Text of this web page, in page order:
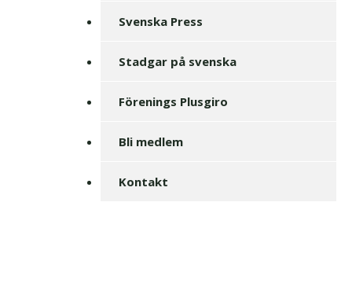
Svenska Press
Stadgar på svenska
Förenings Plusgiro
Bli medlem
Kontakt